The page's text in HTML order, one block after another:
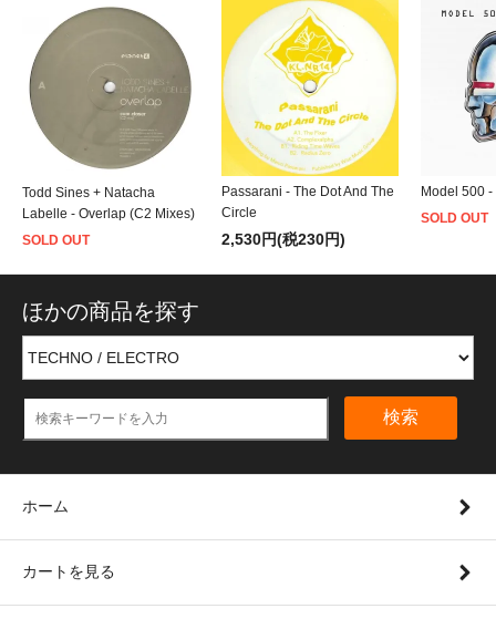
Todd Sines + Natacha
Labelle - Overlap (C2 Mixes)
SOLD OUT
Passarani - The Dot And The
Circle
2,530円(税230円)
Model 500
SOLD OUT
ほかの商品を探す
検索
ホーム
カートを見る